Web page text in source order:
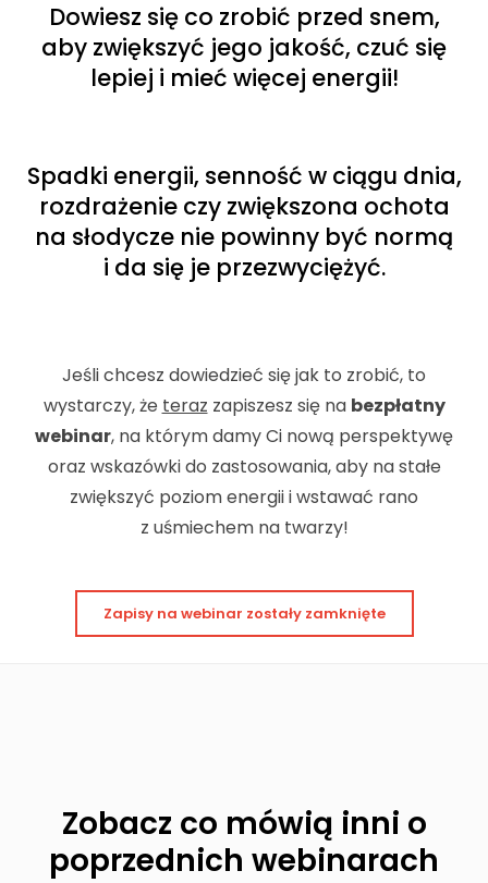
Dowiesz się co zrobić przed snem,
aby zwiększyć jego jakość, czuć się
lepiej i mieć więcej energii!
Spadki energii, senność w ciągu dnia,
rozdrażenie czy zwiększona ochota
na słodycze nie powinny być normą
i da się je przezwyciężyć.
Jeśli chcesz dowiedzieć się jak to zrobić, to
wystarczy, że teraz zapiszesz się na bezpłatny
webinar, na którym damy Ci nową perspektywę
oraz wskazówki do zastosowania, aby na stałe
zwiększyć poziom energii i wstawać rano
z uśmiechem na twarzy!
Zapisy na webinar zostały zamknięte
Zobacz co mówią inni o
poprzednich webinarach